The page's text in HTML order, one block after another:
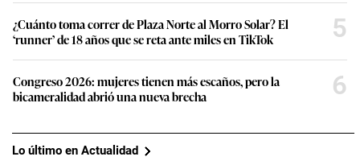
¿Cuánto toma correr de Plaza Norte al Morro Solar? El
‘runner’ de 18 años que se reta ante miles en TikTok
5
Congreso 2026: mujeres tienen más escaños, pero la
bicameralidad abrió una nueva brecha
6
Lo último en Actualidad